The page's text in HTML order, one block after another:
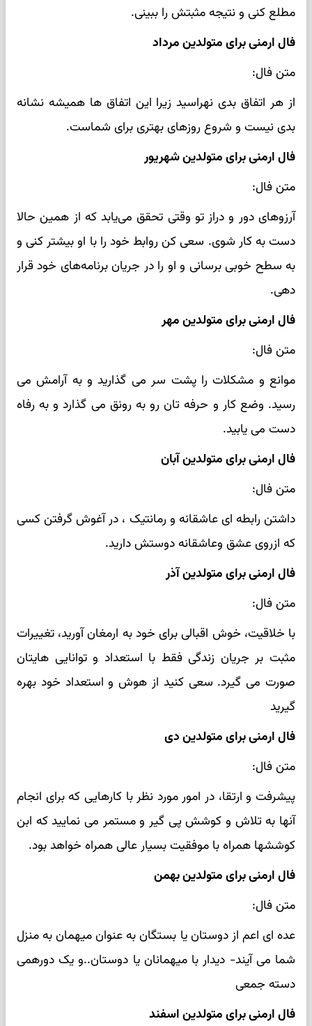
مطلع کنی و نتیجه مثبتش را ببینی.
فال ارمنی برای متولدین مرداد
متن فال:
از هر اتفاق بدی نهراسید زیرا این اتفاق ها همیشه نشانه
بدی نیست و شروع روزهای بهتری برای شماست.
فال ارمنی برای متولدین شهریور
متن فال:
آرزوهای دور و دراز تو وقتی تحقق می‌یابد که از همین حالا
دست به کار شوی. سعی کن روابط خود را با او بیشتر کنی و
به سطح خوبی برسانی و او را در جریان برنامه‌های خود قرار
دهی.
فال ارمنی برای متولدین مهر
متن فال:
موانع و مشکلات را پشت سر می گذارید و به آرامش می
رسید. وضع کار و حرفه تان رو به رونق می گذارد و به رفاه
دست می یابید.
فال ارمنی برای متولدین آبان
متن فال:
داشتن رابطه ای عاشقانه و رمانتیک ، در آغوش گرفتن کسی
که ازروی عشق وعاشقانه دوستش دارید.
فال ارمنی برای متولدین آذر
متن فال:
با خلاقیت، خوش اقبالی برای خود به ارمغان آورید، تغییرات
مثبت بر جریان زندگی فقط با استعداد و توانایی هایتان
صورت می گیرد. سعی کنید از هوش و استعداد خود بهره
گیرید
فال ارمنی برای متولدین دی
متن فال:
پیشرفت و ارتقا، در امور مورد نظر با کارهایی که برای انجام
آنها به تلاش و کوشش پی گیر و مستمر می نمایید که ابن
کوششها همراه با موفقیت بسیار عالی همراه خواهد بود.
فال ارمنی برای متولدین بهمن
متن فال:
عده ای اعم از دوستان یا بستگان به عنوان میهمان به منزل
شما می آیند- دیدار با میهمانان یا دوستان..و یک دورهمی
دسته جمعی
فال ارمنی برای متولدین اسفند